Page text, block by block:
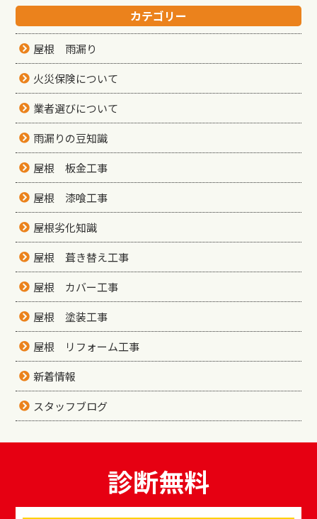
カテゴリー
屋根 雨漏り
火災保険について
業者選びについて
雨漏りの豆知識
屋根 板金工事
屋根 漆喰工事
屋根劣化知識
屋根 葺き替え工事
屋根 カバー工事
屋根 塗装工事
屋根 リフォーム工事
新着情報
スタッフブログ
診断無料